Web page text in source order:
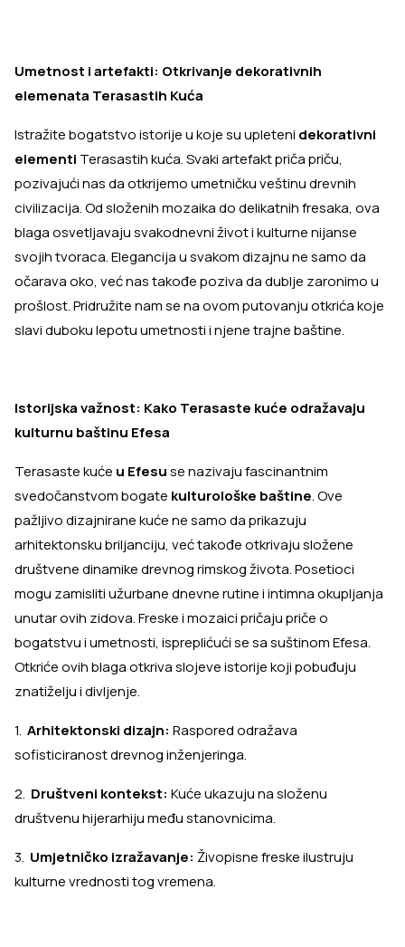
Umetnost i artefakti: Otkrivanje dekorativnih
elemenata Terasastih Kuća
Istražite bogatstvo istorije u koje su upleteni dekorativni
elementi Terasastih kuća. Svaki artefakt priča priču,
pozivajući nas da otkrijemo umetničku veštinu drevnih
civilizacija. Od složenih mozaika do delikatnih fresaka, ova
blaga osvetljavaju svakodnevni život i kulturne nijanse
svojih tvoraca. Elegancija u svakom dizajnu ne samo da
očarava oko, već nas takođe poziva da dublje zaronimo u
prošlost. Pridružite nam se na ovom putovanju otkrića koje
slavi duboku lepotu umetnosti i njene trajne baštine.
Istorijska važnost: Kako Terasaste kuće odražavaju
kulturnu baštinu Efesa
Terasaste kuće u Efesuse nazivaju fascinantnim
svedočanstvom bogate kulturološke baštine. Ove
pažljivo dizajnirane kuće ne samo da prikazuju
arhitektonsku briljanciju, već takođe otkrivaju složene
društvene dinamike drevnog rimskog života. Posetioci
mogu zamisliti užurbane dnevne rutine i intimna okupljanja
unutar ovih zidova. Freske i mozaici pričaju priče o
bogatstvu i umetnosti, ispreplićući se sa suštinom Efesa.
Otkriće ovih blaga otkriva slojeve istorije koji pobuđuju
znatiželju i divljenje.
1. Arhitektonski dizajn: Raspored odražava
sofisticiranost drevnog inženjeringa.
2. Društveni kontekst: Kuće ukazuju na složenu
društvenu hijerarhiju među stanovnicima.
3. Umjetničko izražavanje: Živopisne freske ilustruju
kulturne vrednosti tog vremena.